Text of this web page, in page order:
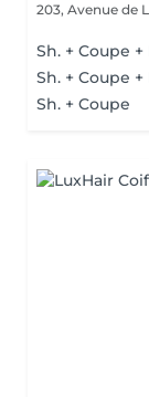
203, Avenue de
Sh. + Coupe
Sh. + Coupe
Sh. + Coupe